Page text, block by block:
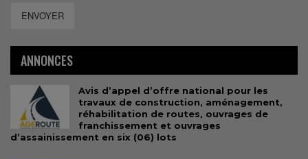
ENVOYER
ANNONCES
Avis d’appel d’offre national pour les
travaux de construction, aménagement,
réhabilitation de routes, ouvrages de
franchissement et ouvrages
d’assainissement en six (06) lots